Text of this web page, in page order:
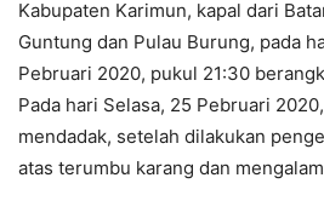
Kabupaten Karimun, kapal dari
Guntung dan Pulau Burung, pada
Pebruari 2020, pukul 21:30
Pada hari Selasa, 25 Pebruari
mendadak, setelah dilakukan
atas terumbu karang dan